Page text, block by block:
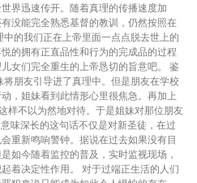
界迅速传开。随着真理的传播速度加
没能完全熟悉基督的教训，仍然按照在
的我们正在上帝里面一点点脱去世上的
的拥有正直品性和行为的完成品的过程
女们完全重生的上帝恳切的旨意吧。 鉴
朋友引导进了真理中。但是朋友在学校
，姐妹看到此情形心里很焦急。再加上
样不以为然地对待。于是姐妹对那位朋友
味深长的这句话不仅是对新圣徒，在过
重新鸣响警钟。据说在过去如果没有目
如今随着监控的普及，实时监视现场，
着决定性作用。 对于过端正生活的人们